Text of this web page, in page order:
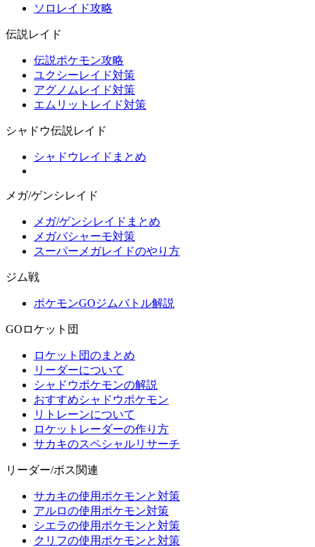
ソロレイド攻略
伝説レイド
伝説ポケモン攻略
ユクシーレイド対策
アグノムレイド対策
エムリットレイド対策
シャドウ伝説レイド
シャドウレイドまとめ
メガ/ゲンシレイド
メガ/ゲンシレイドまとめ
メガバシャーモ対策
スーパーメガレイドのやり方
ジム戦
ポケモンGOジムバトル解説
GOロケット団
ロケット団のまとめ
リーダーについて
シャドウポケモンの解説
おすすめシャドウポケモン
リトレーンについて
ロケットレーダーの作り方
サカキのスペシャルリサーチ
リーダー/ボス関連
サカキの使用ポケモンと対策
アルロの使用ポケモン対策
シエラの使用ポケモンと対策
クリフの使用ポケモンと対策